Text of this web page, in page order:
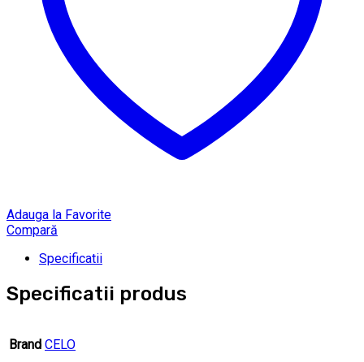
Adauga la Favorite
Compară
Specificatii
Specificatii produs
Brand CELO